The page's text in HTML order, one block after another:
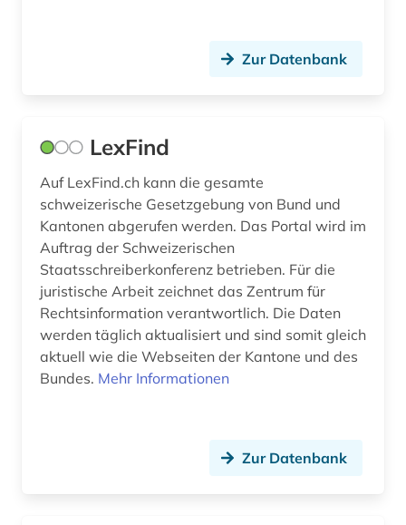
politische psychologie (2)
politisches plakat (1)
portal (2)
prehn, johann valentin (1)
proben (1)
quelle (4)
russland (2)
Zur Datenbank
LexFind
Auf LexFind.ch kann die gesamte
schweizerische Gesetzgebung von Bund und
Kantonen abgerufen werden. Das Portal wird im
Auftrag der Schweizerischen
Staatsschreiberkonferenz betrieben. Für die
juristische Arbeit zeichnet das Zentrum für
Rechtsinformation verantwortlich. Die Daten
werden täglich aktualisiert und sind somit gleich
aktuell wie die Webseiten der Kantone und des
Bundes. Mehr Informationen
Zur Datenbank